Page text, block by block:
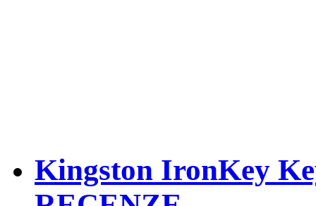
Kingston IronKey